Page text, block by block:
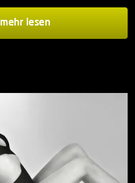
mehr lesen